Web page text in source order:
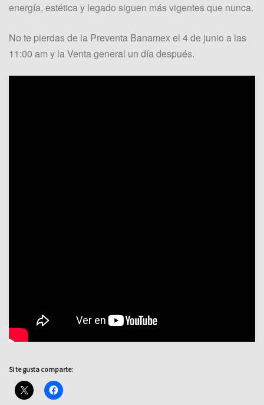
energía, estética y legado siguen más vigentes que nunca.
No te pierdas de la Preventa Banamex el 4 de junio a las
11:00 am y la Venta general un día después.
Si te gusta comparte: